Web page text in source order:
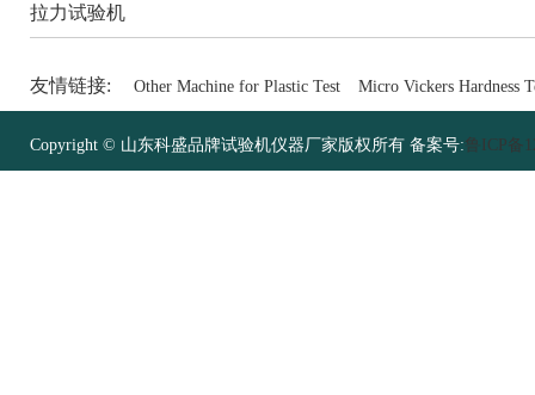
拉力试验机
友情链接: Other Machine for Plastic Test Micro Vickers Hardness
Copyright © 山东科盛品牌试验机仪器厂家版权所有 备案号:鲁ICP备